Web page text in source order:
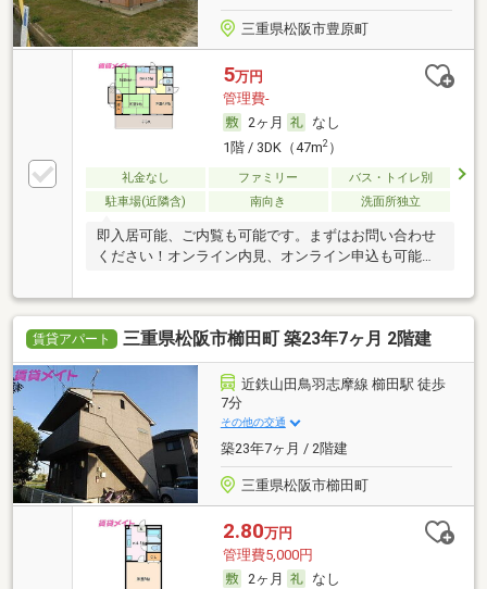
三重県松阪市豊原町
5万円
管理費-
2ヶ月
なし
1階 / 3DK（47m2）
礼金なし ファミリー
バス・トイレ別
駐車場(近隣含)
南向き 洗面所独立
即入居可能、ご内覧も可能です。まずはお問い合わせ
ください！オンライン内見、オンライン申込も可能で
賃貸アパート 三重県松阪市櫛田町 築23年7ヶ月 2階建
近鉄山田鳥羽志摩線 櫛田駅 徒歩
7分
その他の交通
築23年7ヶ月 / 2階建
三重県松阪市櫛田町
2.80万円
管理費5,000円
2ヶ月
なし